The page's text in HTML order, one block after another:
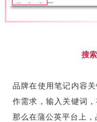
搜
品牌在使用笔记内容
作需求，输入关键词
那么在蒲公英平台上